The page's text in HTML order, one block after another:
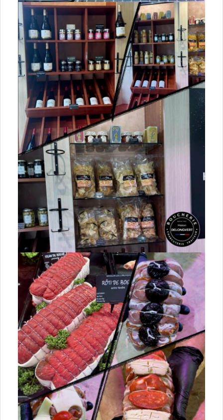
18 Cher
28 Eure-et-Loire
36 Indre
41 Loir-et-Cher
45 Loiret
Corse
20 Corse
Grand Est
08 Ardennes
10 Aube
51 Marne
52 Haute-Marne
54 Meurthe-et-Moselle
57 Moselle
67 Bas-Rhin
68 Haut-Rhin
88 Vosges
Hauts-de-France
02 Aisne
59 Nord
60 Oise
62 Pas-de-Calais
80 Somme
Ile-de-France